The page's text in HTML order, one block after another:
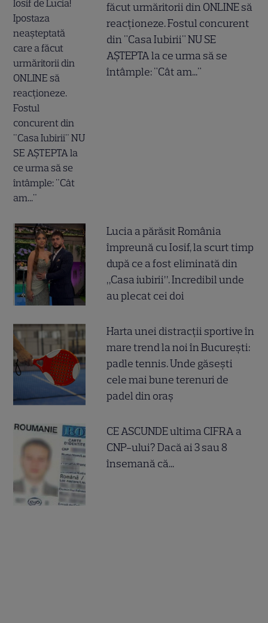
făcut urmăritorii din ONLINE să
reacționeze. Fostul concurent
din "Casa Iubirii" NU SE
AȘTEPTA la ce urma să se
întâmple: "Cât am..."
Lucia a părăsit România
împreună cu Iosif, la scurt timp
după ce a fost eliminată din
„Casa iubirii”. Incredibil unde
au plecat cei doi
Harta unei distracții sportive în
mare trend la noi în București:
padle tennis. Unde găsești
cele mai bune terenuri de
padel din oraș
CE ASCUNDE ultima CIFRA a
CNP-ului? Dacă ai 3 sau 8
însemană că...